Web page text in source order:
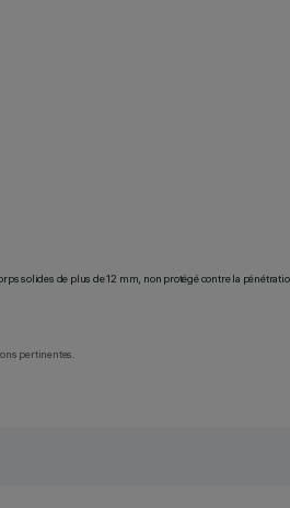
solides de plus de 12 mm, non protégé contre la
pertinentes.